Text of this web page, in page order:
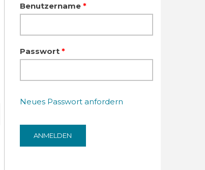
Benutzername *
Passwort *
Neues Passwort anfordern